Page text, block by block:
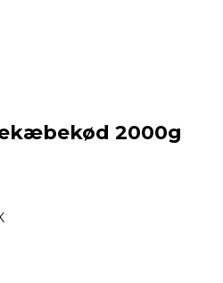
2000g